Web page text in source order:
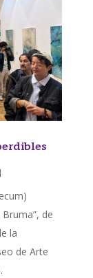
de
la
de Arte